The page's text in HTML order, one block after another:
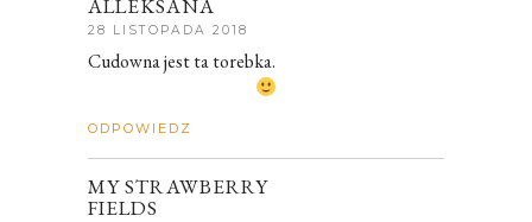
ALLEKSANA
28 LISTOPADA 2018
Cudowna jest ta torebka.
ODPOWIEDZ
MY STRAWBERRY
FIELDS